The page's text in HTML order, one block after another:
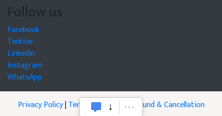
Follow us
Facebook
Twitter
LinkedIn
Instagram
WhatsApp
Privacy Policy|Terms of Service|Refund & Cancellation